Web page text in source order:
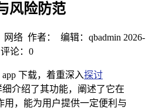
风险防范
网络 作者： 编辑：qbadmin 2026-
评论：0
下载，着重深入探讨
细介绍了其功能，阐述了它在
用，能为用户提供一定便利与